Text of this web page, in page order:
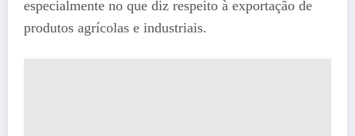
especialmente no que diz respeito à exportação de
produtos agrícolas e industriais.